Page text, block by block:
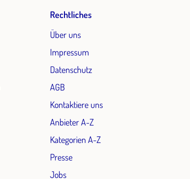
Rechtliches
Über uns
Impressum
Datenschutz
AGB
Kontaktiere uns
Anbieter A-Z
Kategorien A-Z
Presse
Jobs